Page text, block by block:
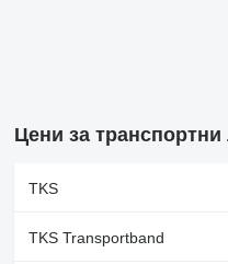
Цени за транспортни
TKS
TKS Transportband